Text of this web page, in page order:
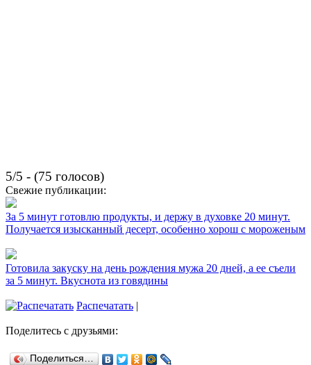
5/5 - (75 голосов)
Свежие публикации:
За 5 минут готовлю продукты, и держу в духовке 20 минут.
Получается изысканный десерт, особенно хорош с мороженым
Готовила закуску на день рождения мужа 20 дней, а ее съели
за 5 минут. Вкуснота из говядины
Распечатать |
Поделитесь с друзьями:
Поделиться…